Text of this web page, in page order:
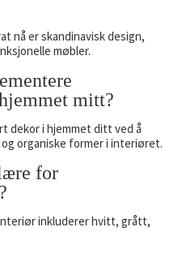
nå er skandinavisk design,
møbler.
mitt?
dekor i hjemmet ditt ved å
organiske former i interiøret.
for
inkluderer hvitt, grått,